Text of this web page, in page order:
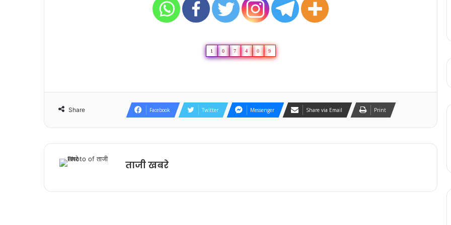
1 0 7 4 0 9
Share Facebook Twitter Messenger Share via Email Print
ताजी खबरे